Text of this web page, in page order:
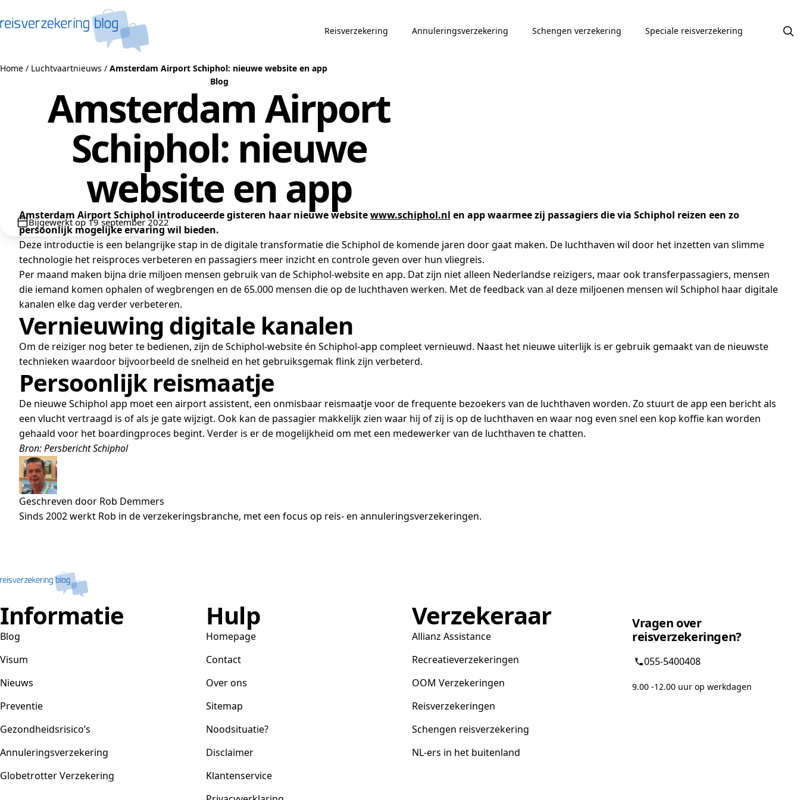
Reisverzekering Annuleringsverzekering Schengen verzekering Speciale reisverzekering
Home / Luchtvaartnieuws / Amsterdam Airport Schiphol: nieuwe website en app
Blog
Amsterdam Airport
Schiphol: nieuwe
website en app
Bijgewerkt op 19 september 2022
Amsterdam Airport Schiphol introduceerde gisteren haar nieuwe websitewww.schiphol.nl en app waarmee zij passagiers die via Schiphol reizen een zo
persoonlijk mogelijke ervaring wil bieden.
Deze introductie is een belangrijke stap in de digitale transformatie die Schiphol de komende jaren door gaat maken. De luchthaven wil door het inzetten van slimme
technologie het reisproces verbeteren en passagiers meer inzicht en controle geven over hun vliegreis.
Per maand maken bijna drie miljoen mensen gebruik van de Schiphol-website en app. Dat zijn niet alleen Nederlandse reizigers, maar ook transferpassagiers, mensen
die iemand komen ophalen of wegbrengen en de 65.000 mensen die op de luchthaven werken. Met de feedback van al deze miljoenen mensen wil Schiphol haar digitale
kanalen elke dag verder verbeteren.
Vernieuwing digitale kanalen
Om de reiziger nog beter te bedienen, zijn de Schiphol-website én Schiphol-app compleet vernieuwd. Naast het nieuwe uiterlijk is er gebruik gemaakt van de nieuwste
technieken waardoor bijvoorbeeld de snelheid en het gebruiksgemak flink zijn verbeterd.
Persoonlijk reismaatje
De nieuwe Schiphol app moet een airport assistent, een onmisbaar reismaatje voor de frequente bezoekers van de luchthaven worden. Zo stuurt de app een bericht als
een vlucht vertraagd is of als je gate wijzigt. Ook kan de passagier makkelijk zien waar hij of zij is op de luchthaven en waar nog even snel een kop koffie kan worden
gehaald voor het boardingproces begint. Verder is er de mogelijkheid om met een medewerker van de luchthaven te chatten.
Bron: Persbericht Schiphol
Geschreven door Rob Demmers
Sinds 2002 werkt Rob in de verzekeringsbranche, met een focus op reis- en annuleringsverzekeringen.
Informatie
Blog
Visum
Nieuws
Preventie
Gezondheidsrisico’s
Annuleringsverzekering
Globetrotter Verzekering
Hulp
Homepage
Contact
Over ons
Sitemap
Noodsituatie?
Disclaimer
Klantenservice
Verzekeraar
Allianz Assistance
Recreatieverzekeringen
OOM Verzekeringen
Reisverzekeringen
Schengen reisverzekering
NL-ers in het buitenland
Vragen over
reisverzekeringen?
055-5400408
9.00 -12.00 uur op werkdagen